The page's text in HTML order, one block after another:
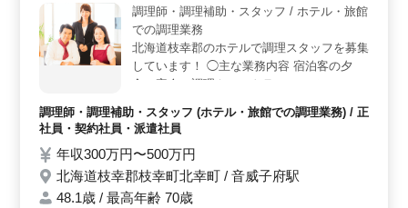
＞ この求人は社会保険完備で、福利厚生面も充実して
おります。。年収は240万円から400万円、時給は1,020
円から1,700円です。通勤手当も支給されています。
調理師・調理補助・スタッフ / ホテル・旅館
での調理業務
北海道枝幸郡のホテルで調理スタッフを募集
しています！ ◯主な業務内容 宿泊客の夕
食、宴会の調理やレストランでのメニューの
調理全般 ・メニュー表に基づいた和食、洋
食、中華の調理 ・厨房内の清掃、管理等 ・
海産物など特産品を活かしたメニューの企画
＊退職金共済加入（満54歳以下）あり ＊制
服支給 ＊完全週休2日制 ＊住み込み可 調理
師資格お持ちの方、調理師経験20年以上の
調理師・調理補助・スタッフ (ホテル・旅館での調理業務) / 正
社員・契約社員・派遣社員
年収300万円〜500万円
北海道枝幸郡枝幸町北幸町 / 音威子府駅
48.1歳 / 最高年齢 70歳